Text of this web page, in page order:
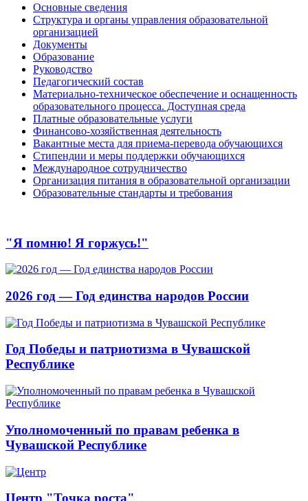
Основные сведения
Структура и органы управления образовательной
организацией
Документы
Образование
Руководство
Педагогический состав
Материально-техническое обеспечение и оснащенность
образовательного процесса. Доступная среда
Платные образовательные услуги
Финансово-хозяйственная деятельность
Вакантные места для приема-перевода обучающихся
Стипендии и меры поддержки обучающихся
Международное сотрудничество
Организация питания в образовательной организации
Образовательные стандарты и требования
"Я помню! Я горжусь!"
2026 год — Год единства народов России
Год Победы и патриотизма в Чувашской
Республике
Уполномоченный по правам ребенка в
Чувашской Республике